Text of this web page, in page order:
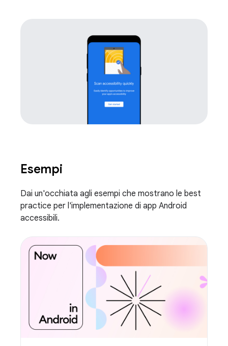
Esempi
Dai un'occhiata agli esempi che mostrano le best
practice per l'implementazione di app Android
accessibili.